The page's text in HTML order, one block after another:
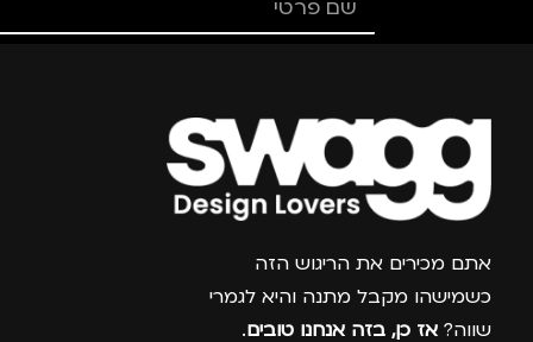
צרפו אותי למועדון
אתם מכירים את הריגוש הזה
כשמישהו מקבל מתנה והיא לגמרי
שווה? אז כן, בזה אנחנו טובים.